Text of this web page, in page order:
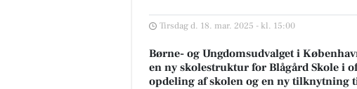
Tirsdag d. 18. mar. 2025 - kl. 15:00
Børne- og Ungdomsudvalget i
en ny skolestruktur for Blågård Skole i
opdeling af skolen og en ny tilknytning